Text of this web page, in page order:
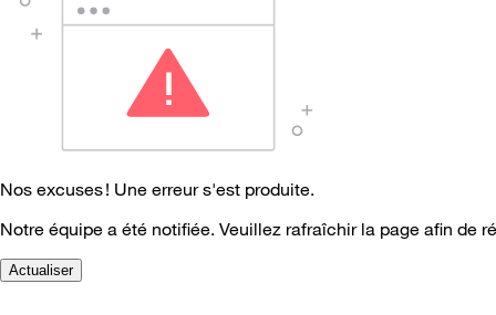
Nos excuses ! Une erreur s'est produite.
Notre équipe a été notifiée. Veuillez rafraîchir la page afin de
Actualiser